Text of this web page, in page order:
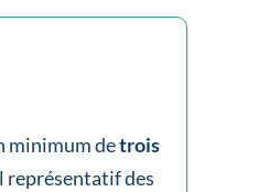
minimum detrois
représentatif des